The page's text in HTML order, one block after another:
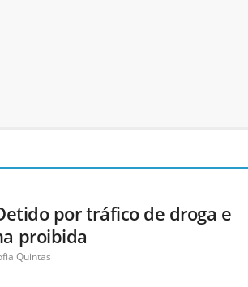
por tráfico de droga e
proibida
Quintas